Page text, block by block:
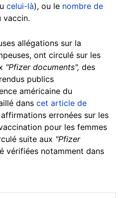
celui-là), ou le nombre de
vaccin.
allégations sur la
ont circulé sur les
"Pfizer documents", des
publics
américaine du
dans cet article de
erronées sur les
pour les femmes
suite aux "Pfizer
vérifiées notamment dans